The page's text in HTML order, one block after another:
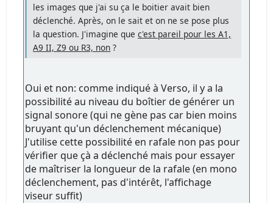
les images que j'ai su ça le boitier avait bien
déclenché. Après, on le sait et on ne se pose plus
la question. J'imagine quec'est pareil pour les A1,
A9 II, Z9 ou R3, non ?
Oui et non: comme indiqué à Verso, il y a la
possibilité au niveau du boîtier de générer un
signal sonore (qui ne gène pas car bien moins
bruyant qu'un déclenchement mécanique)
J'utilise cette possibilité en rafale non pas pour
vérifier que çà a déclenché mais pour essayer
de maîtriser la longueur de la rafale (en mono
déclenchement, pas d'intérêt, l'affichage
viseur suffit)